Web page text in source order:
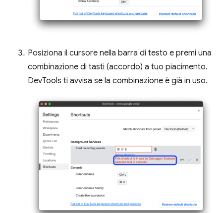
Posiziona il cursore nella barra di testo e premi una
combinazione di tasti (accordo) a tuo piacimento.
DevTools ti avvisa se la combinazione è già in uso.